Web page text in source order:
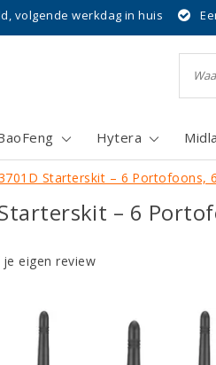
volgende werkdag in huis
Hytera
Starterskit – 6 Portofoons,
– 6
eigen review